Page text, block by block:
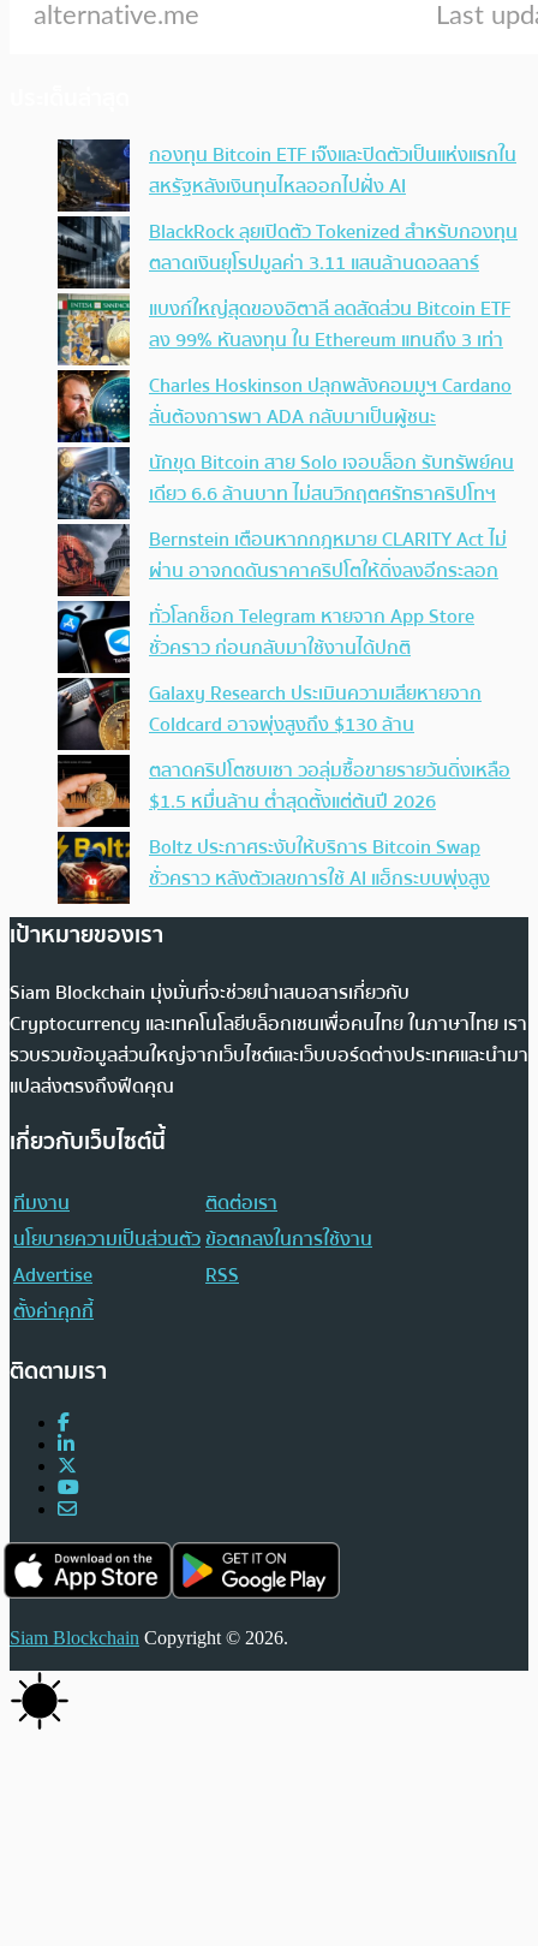
กองทุน Bitcoin ETF เจ๊งและปิดตัวเป็นแห่งแรกใน
สหรัฐหลังเงินทุนไหลออกไปฝั่ง AI
BlackRock ลุยเปิดตัว Tokenized สำหรับกองทุน
ตลาดเงินยุโรปมูลค่า 3.11 แสนล้านดอลลาร์
แบงก์ใหญ่สุดของอิตาลี ลดสัดส่วน Bitcoin ETF
ลง 99% หันลงทุน ใน Ethereum แทนถึง 3 เท่า
Charles Hoskinson ปลุกพลังคอมมูฯ Cardano
ลั่นต้องการพา ADA กลับมาเป็นผู้ชนะ
นักขุด Bitcoin สาย Solo เจอบล็อก รับทรัพย์คน
เดียว 6.6 ล้านบาท ไม่สนวิกฤตศรัทธาคริปโทฯ
Bernstein เตือนหากกฎหมาย CLARITY Act ไม่
ผ่าน อาจกดดันราคาคริปโตให้ดิ่งลงอีกระลอก
ทั่วโลกช็อก Telegram หายจาก App Store
ชั่วคราว ก่อนกลับมาใช้งานได้ปกติ
Galaxy Research ประเมินความเสียหายจาก
Coldcard อาจพุ่งสูงถึง $130 ล้าน
ตลาดคริปโตซบเซา วอลุ่มซื้อขายรายวันดิ่งเหลือ
$1.5 หมื่นล้าน ต่ำสุดตั้งแต่ต้นปี 2026
Boltz ประกาศระงับให้บริการ Bitcoin Swap
ชั่วคราว หลังตัวเลขการใช้ AI แฮ็กระบบพุ่งสูง
เป้าหมายของเรา
Siam Blockchain มุ่งมั่นที่จะช่วยนำเสนอสารเกี่ยวกับ
Cryptocurrency และเทคโนโลยีบล็อกเชนเพื่อคนไทย ในภาษาไทย เรา
รวบรวมข้อมูลส่วนใหญ่จากเว็บไซต์และเว็บบอร์ดต่างประเทศและนำมา
แปลส่งตรงถึงฟีดคุณ
เกี่ยวกับเว็บไซต์นี้
ทีมงาน
ติดต่อเรา
นโยบายความเป็นส่วนตัวข้อตกลงในการใช้งาน
Advertise
RSS
ตั้งค่าคุกกี้
ติดตามเรา
Siam Blockchain Copyright © 2026.